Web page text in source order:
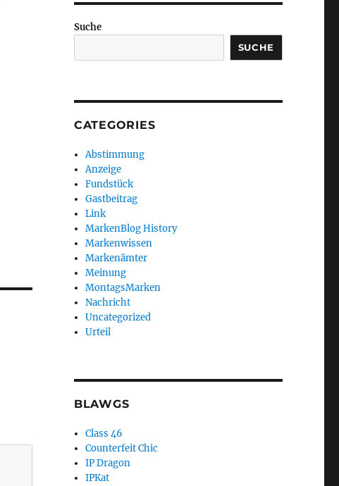
Suche
SUCHE
CATEGORIES
Abstimmung
Anzeige
Fundstück
Gastbeitrag
Link
MarkenBlog History
Markenwissen
Markenämter
Meinung
MontagsMarken
Nachricht
Uncategorized
Urteil
BLAWGS
Class 46
Counterfeit Chic
IP Dragon
IPKat